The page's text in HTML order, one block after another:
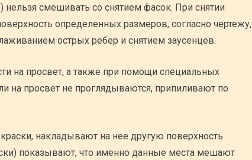
нельзя смешивать со снятием фасок. При снятии
определенных размеров, согласно чертежу,
острых ребер и снятием заусенцев.
на просвет, а также при помощи специальных
на просвет не проглядываются, припиливают по
накладывают на нее другую поверхность
показывают, что именно данные места мешают